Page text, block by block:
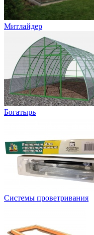
Митлайдер
Богатырь
Системы проветривания